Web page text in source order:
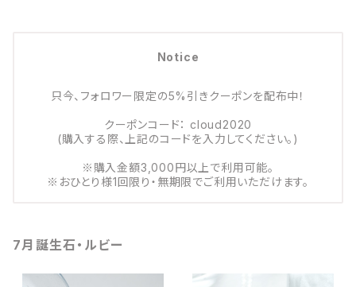
Notice
只今、フォロワー限定の5%引きクーポンを配布中！
クーポンコード： cloud2020
(購入する際、上記のコードを入力してください。)
※購入金額3,000円以上で利用可能。
※おひとり様1回限り・無期限でご利用いただけます。
7月誕生石・ルビー